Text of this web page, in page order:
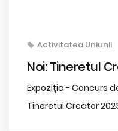
Activitatea Uniunii
Noi: Tineretul
Expoziția - Concurs
Tineretul Creator